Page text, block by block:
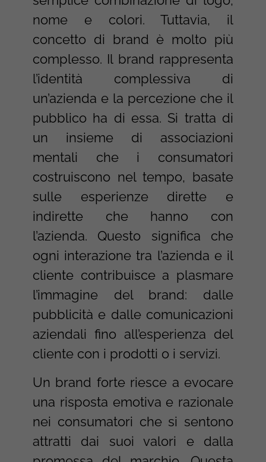
nome e colori. Tuttavia, il
concetto di brand è molto più
complesso. Il brand rappresenta
l’identità complessiva di
un’azienda e la percezione che il
pubblico ha di essa. Si tratta di
un insieme di associazioni
mentali che i consumatori
costruiscono nel tempo, basate
sulle esperienze dirette e
indirette che hanno con
l’azienda. Questo significa che
ogni interazione tra l’azienda e il
cliente contribuisce a plasmare
l’immagine del brand: dalle
pubblicità e dalle comunicazioni
aziendali fino all’esperienza del
cliente con i prodotti o i servizi.
Un brand forte riesce a evocare
una risposta emotiva e razionale
nei consumatori che si sentono
attratti dai suoi valori e dalla